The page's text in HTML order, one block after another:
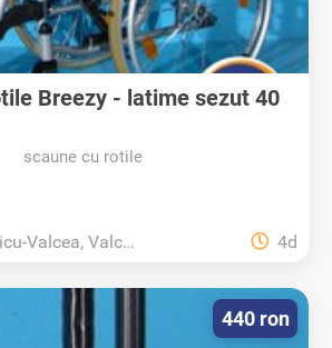
Breezy - latime sezut 40
scaune cu rotile
Valcea, Valcea 4d
440 ron